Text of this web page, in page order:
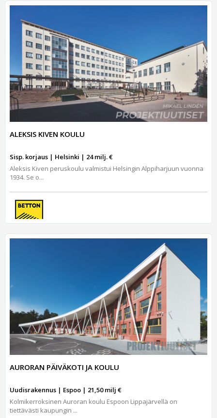
ALEKSIS KIVEN KOULU
Sisp. korjaus | Helsinki | 24 milj. €
Aleksis Kiven peruskoulu valmistui Helsingin Alppiharjuun vuonna
1934. Se o...
AURORAN PÄIVÄKOTI JA KOULU
Uudisrakennus | Espoo | 21,50 milj €
Kolmikerroksinen Auroran koulu Espoon Lippajärvellä on
tiettävästi kaupungin ...